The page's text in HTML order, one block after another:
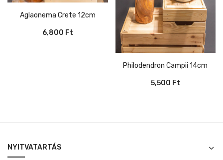
Aglaonema Crete 12cm
6,800 Ft
Philodendron Campii 14cm
5,500 Ft
NYITVATARTÁS